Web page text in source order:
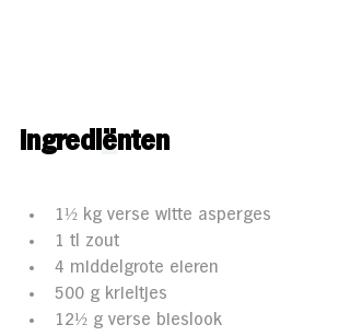
Ingredi ënten
1½ kg verse witte asperges
1 tl zout
4 middelgrote eieren
500 g krieltjes
12½ g verse bieslook